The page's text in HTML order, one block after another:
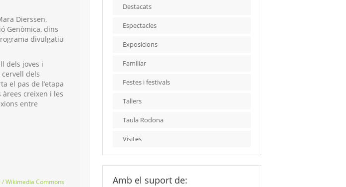
Dierssen,
Genòmica, dins
divulgatiu
dels joves i
dels
el pas de l’etapa
àrees creixen i les
entre
/ Wikimedia Commons
Destacats
Espectacles
Exposicions
Familiar
Festes i festivals
Tallers
Taula Rodona
Visites
Amb el suport de: